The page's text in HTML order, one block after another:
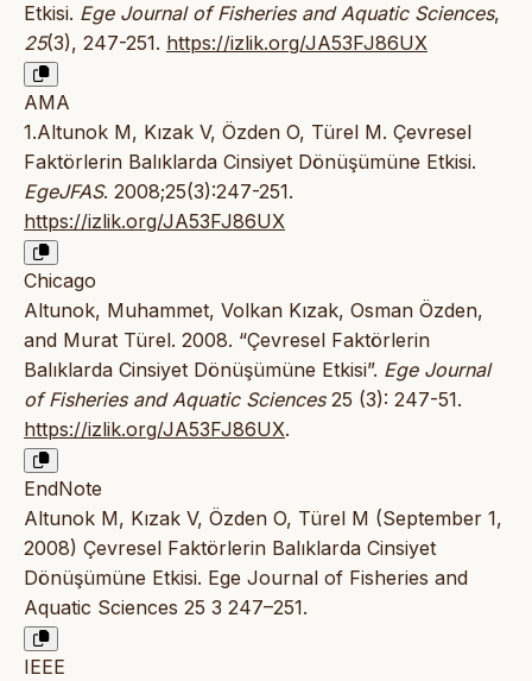
Etkisi. Ege Journal of Fisheries and Aquatic Sciences,
25(3), 247-251. https://izlik.org/JA53FJ86UX
AMA
1.Altunok M, Kızak V, Özden O, Türel M. Çevresel
Faktörlerin Balıklarda Cinsiyet Dönüşümüne Etkisi.
EgeJFAS. 2008;25(3):247-251.
https://izlik.org/JA53FJ86UX
Chicago
Altunok, Muhammet, Volkan Kızak, Osman Özden,
and Murat Türel. 2008. “Çevresel Faktörlerin
Balıklarda Cinsiyet Dönüşümüne Etkisi”. Ege Journal
of Fisheries and Aquatic Sciences25 (3): 247-51.
https://izlik.org/JA53FJ86UX.
EndNote
Altunok M, Kızak V, Özden O, Türel M (September 1,
2008) Çevresel Faktörlerin Balıklarda Cinsiyet
Dönüşümüne Etkisi. Ege Journal of Fisheries and
Aquatic Sciences 25 3 247–251.
IEEE